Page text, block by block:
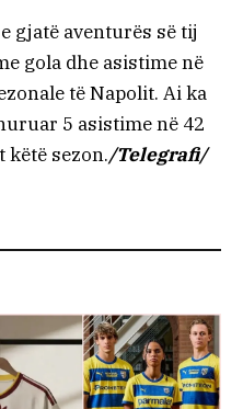
gjatë aventurës së tij
gola dhe asistime në
të Napolit. Ai ka
5 asistime në 42
këtë sezon./Telegrafi/